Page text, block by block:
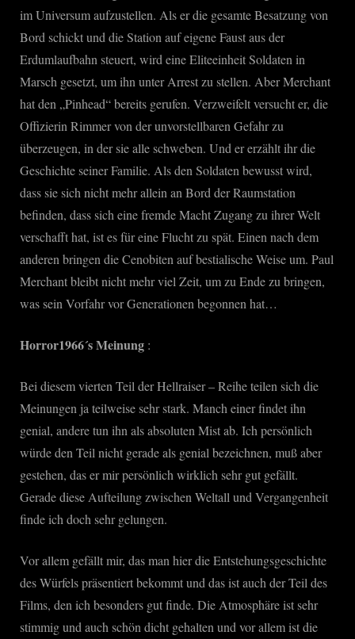
im Universum aufzustellen. Als er die gesamte Besatzung von
Bord schickt und die Station auf eigene Faust aus der
Erdumlaufbahn steuert, wird eine Eliteeinheit Soldaten in
Marsch gesetzt, um ihn unter Arrest zu stellen. Aber Merchant
hat den „Pinhead“ bereits gerufen. Verzweifelt versucht er, die
Offizierin Rimmer von der unvorstellbaren Gefahr zu
überzeugen, in der sie alle schweben. Und er erzählt ihr die
Geschichte seiner Familie. Als den Soldaten bewusst wird,
dass sie sich nicht mehr allein an Bord der Raumstation
befinden, dass sich eine fremde Macht Zugang zu ihrer Welt
verschafft hat, ist es für eine Flucht zu spät. Einen nach dem
anderen bringen die Cenobiten auf bestialische Weise um. Paul
Merchant bleibt nicht mehr viel Zeit, um zu Ende zu bringen,
was sein Vorfahr vor Generationen begonnen hat…
Horror1966´s Meinung :
Bei diesem vierten Teil der Hellraiser – Reihe teilen sich die
Meinungen ja teilweise sehr stark. Manch einer findet ihn
genial, andere tun ihn als absoluten Mist ab. Ich persönlich
würde den Teil nicht gerade als genial bezeichnen, muß aber
gestehen, das er mir persönlich wirklich sehr gut gefällt.
Gerade diese Aufteilung zwischen Weltall und Vergangenheit
finde ich doch sehr gelungen.
Vor allem gefällt mir, das man hier die Entstehungsgeschichte
des Würfels präsentiert bekommt und das ist auch der Teil des
Films, den ich besonders gut finde. Die Atmosphäre ist sehr
stimmig und auch schön dicht gehalten und vor allem ist die